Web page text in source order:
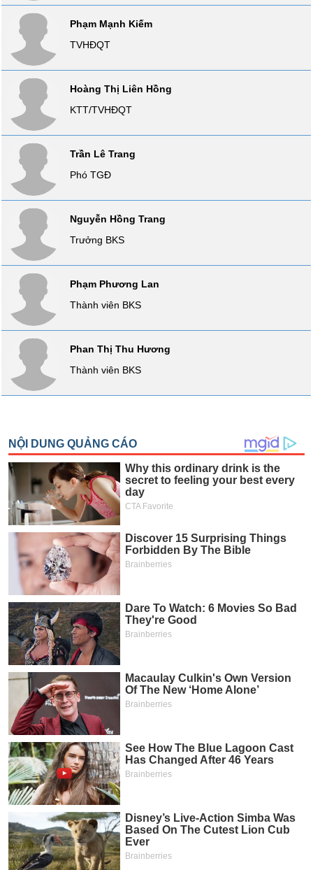
liệu
Tâm
lý
thị
trường
Phạm Mạnh Kiếm
TVHĐQT
Hoàng Thị Liên Hồng
KTT/TVHĐQT
Trần Lê Trang
Phó TGĐ
Nguyễn Hồng Trang
Trưởng BKS
Phạm Phương Lan
Thành viên BKS
Phan Thị Thu Hương
Thành viên BKS
TIÊU
DÙNG
KHÔNG
THIẾT
TIÊU
DÙNG
THIẾT
YẾU
CHĂM
SÓC
SỨC
KHỎE
CHÍNH
CÔNG
NGHỆ
THÔNG
TIN
DỊCH
VỤ
TRUYỀN
THÔNG
TIỆN
ÍCH
BẤT
ĐỘNG
SẢN